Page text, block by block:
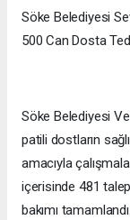
Söke Belediyesi
500 Can Dosta
Söke Belediyesi
patili dostların
amacıyla
içerisinde 481
bakımı